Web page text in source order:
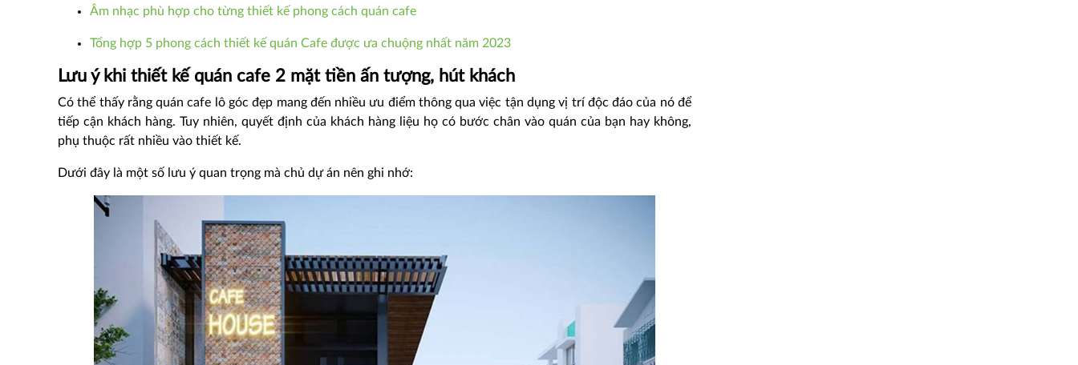
Âm nhạc phù hợp cho từng thiết kế phong cách quán cafe
Tổng hợp 5 phong cách thiết kế quán Cafe được ưa chuộng nhất năm 2023
Lưu ý khi thiết kế quán cafe 2 mặt tiền ấn tượng, hút khách
Có thể thấy rằng quán cafe lô góc đẹp mang đến nhiều ưu điểm thông qua việc tận dụng vị trí độc đáo của nó để
tiếp cận khách hàng. Tuy nhiên, quyết định của khách hàng liệu họ có bước chân vào quán của bạn hay không,
phụ thuộc rất nhiều vào thiết kế.
Dưới đây là một số lưu ý quan trọng mà chủ dự án nên ghi nhớ: